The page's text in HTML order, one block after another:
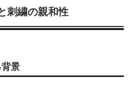
刺繍の親和性
景